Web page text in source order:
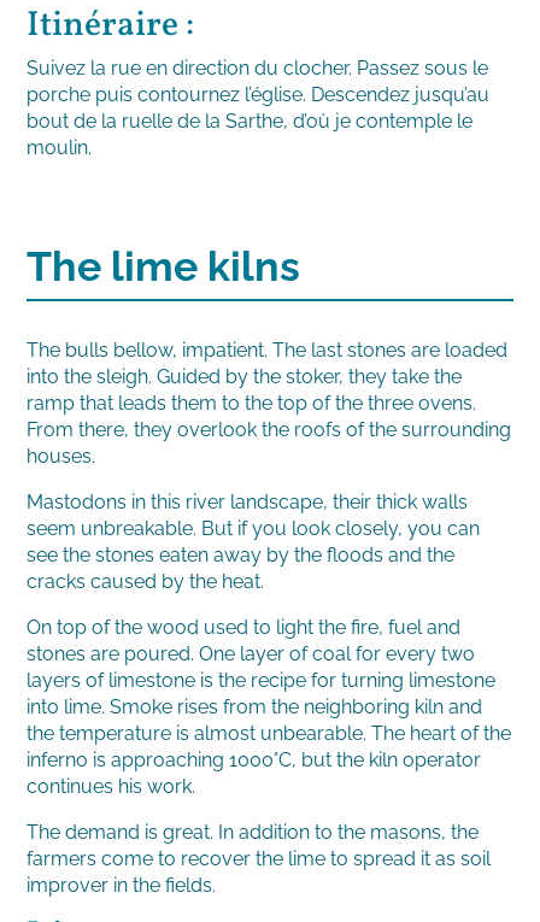
Itinéraire :
Suivez la rue en direction du clocher. Passez sous le
porche puis contournez l’église. Descendez jusqu’au
bout de la ruelle de la Sarthe, d’où je contemple le
moulin.
The lime kilns
The bulls bellow, impatient. The last stones are loaded
into the sleigh. Guided by the stoker, they take the
ramp that leads them to the top of the three ovens.
From there, they overlook the roofs of the surrounding
houses.
Mastodons in this river landscape, their thick walls
seem unbreakable. But if you look closely, you can
see the stones eaten away by the floods and the
cracks caused by the heat.
On top of the wood used to light the fire, fuel and
stones are poured. One layer of coal for every two
layers of limestone is the recipe for turning limestone
into lime. Smoke rises from the neighboring kiln and
the temperature is almost unbearable. The heart of the
inferno is approaching 1000°C, but the kiln operator
continues his work.
The demand is great. In addition to the masons, the
farmers come to recover the lime to spread it as soil
improver in the fields.